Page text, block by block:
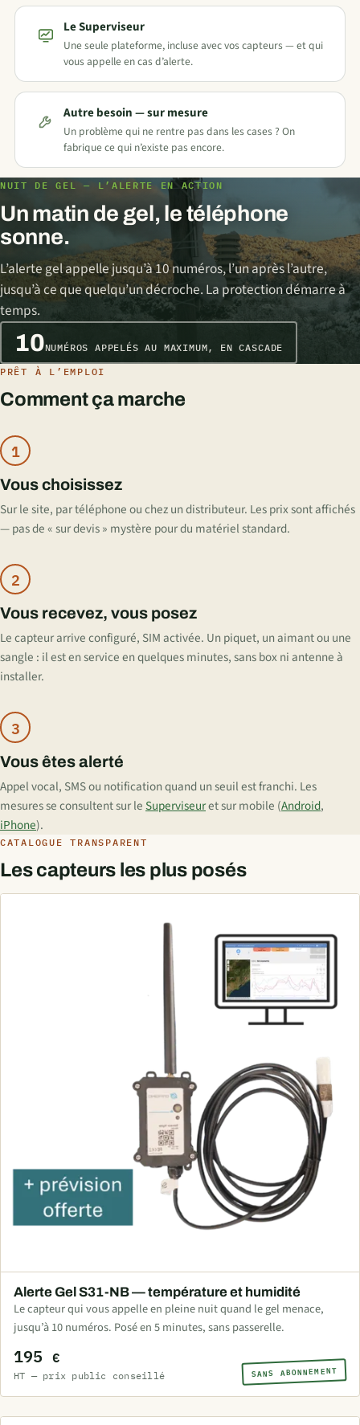
Le Superviseur
Une seule plateforme, incluse avec vos capteurs — et qui
vous appelle en cas d’alerte.
Autre besoin — sur mesure
Un problème qui ne rentre pas dans les cases ? On
fabrique ce qui n’existe pas encore.
NUIT DE GEL — L’ALERTE EN ACTION
Un matin de gel, le téléphone
sonne.
L’alerte gel appelle jusqu’à 10 numéros, l’un après l’autre,
jusqu’à ce que quelqu’un décroche. La protection démarre à
temps.
10NUMÉROS APPELÉS AU MAXIMUM, EN CASCADE
PRÊT À L’EMPLOI
Comment ça marche
1
Vous choisissez
Sur le site, par téléphone ou chez un distributeur. Les prix sont affichés
— pas de « sur devis » mystère pour du matériel standard.
2
Vous recevez, vous posez
Le capteur arrive configuré, SIM activée. Un piquet, un aimant ou une
sangle : il est en service en quelques minutes, sans box ni antenne à
installer.
3
Vous êtes alerté
Appel vocal, SMS ou notification quand un seuil est franchi. Les
mesures se consultent sur leSuperviseuret sur mobile (Android,
iPhone).
CATALOGUE TRANSPARENT
Les capteurs les plus posés
Alerte Gel S31-NB — température et humidité
Le capteur qui vous appelle en pleine nuit quand le gel menace,
jusqu’à 10 numéros. Posé en 5 minutes, sans passerelle.
195 €
HT — prix public conseillé SANS ABONNEMENT